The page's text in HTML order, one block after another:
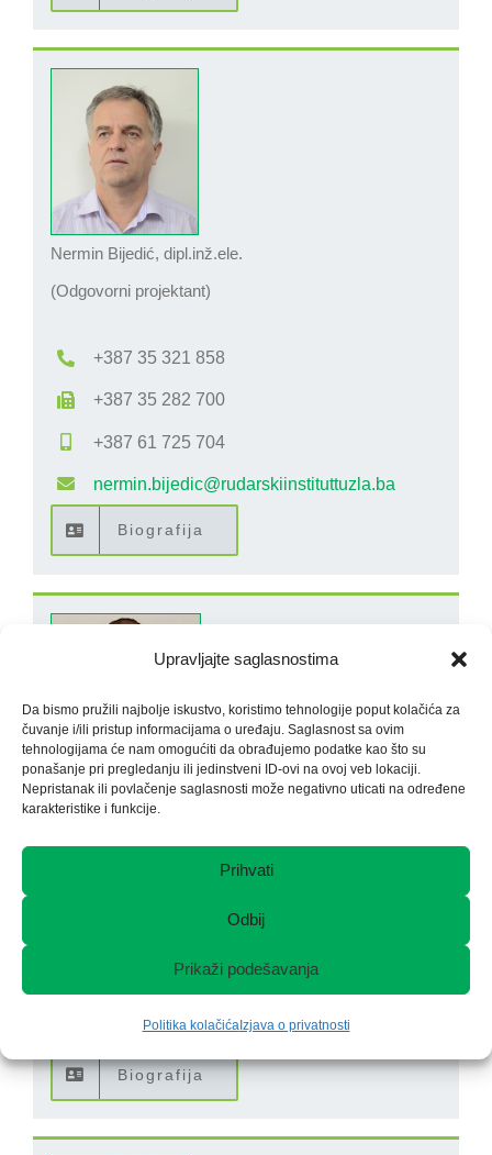
Upravljajte saglasnostima
Da bismo pružili najbolje iskustvo, koristimo tehnologije poput kolačića za
čuvanje i/ili pristup informacijama o uređaju. Saglasnost sa ovim
tehnologijama će nam omogućiti da obrađujemo podatke kao što su
ponašanje pri pregledanju ili jedinstveni ID-ovi na ovoj veb lokaciji.
Nepristanak ili povlačenje saglasnosti može negativno uticati na određene
karakteristike i funkcije.
Prihvati
Odbij
Prikaži podešavanja
Politika kolačićaIzjava o privatnosti
Nermin Bijedić, dipl.inž.ele.
(Odgovorni projektant)
+387 35 321 858
+387 35 282 700
+387 61 725 704
nermin.bijedic@rudarskiinstituttuzla.ba
Biografija
Enis Avdić MA-inž.rud.
enis.avdic@rudarskiinstituttuzla.ba
Biografija